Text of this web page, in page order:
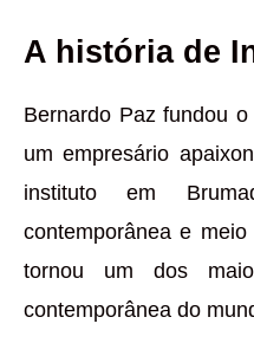
A história de
Bernardo Paz fundou
um empresário
instituto em
contemporânea e
tornou um dos
contemporânea do